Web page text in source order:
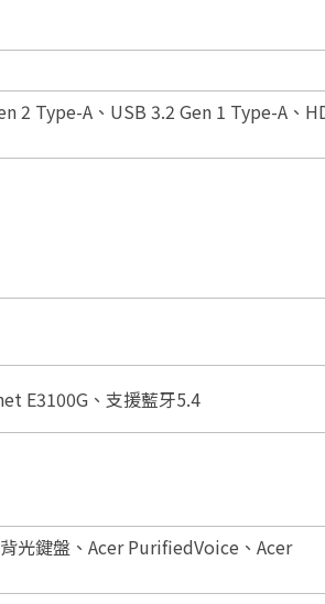
2 Type-A、USB 3.2 Gen 1 Type-A、
E3100G、支援藍牙5.4
光鍵盤、Acer PurifiedVoice、Acer